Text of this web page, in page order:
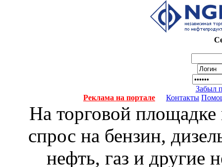
Забыл
Реклама на портале
Контакты
На торговой
спрос на бензин,
нефть, газ и другие